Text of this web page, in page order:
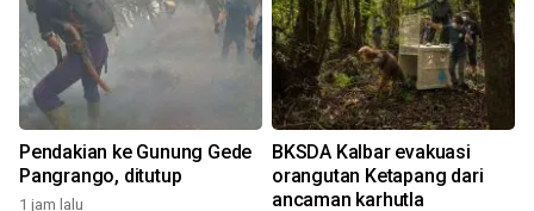
Pendakian ke Gunung Gede
Pangrango, ditutup
1 jam lalu
BKSDA Kalbar evakuasi
orangutan Ketapang dari
ancaman karhutla